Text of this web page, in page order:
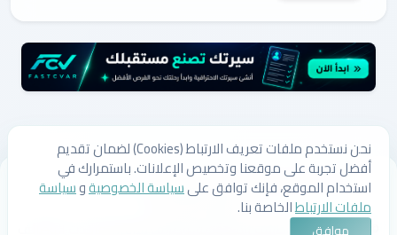
من نحناتصل بناسياسة الخصوصيةسياسة ملفات الارتباط
الشروط والأحكام
© 2026 لستتي | وظائف السعودية، وظائف شاغرة، وأحدث الوظائف
نحن نستخدم ملفات تعريف الارتباط (Cookies) لضمان تقديم
أفضل تجربة على موقعنا وتخصيص الإعلانات. باستمرارك في
استخدام الموقع، فإنك توافق علىسياسة الخصوصيةوسياسة
ملفات الارتباطالخاصة بنا.